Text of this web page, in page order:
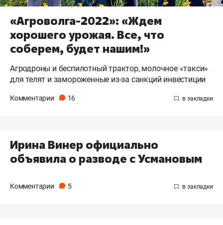
«Агроволга-2022»: «Ждем
хорошего урожая. Все, что
соберем, будет нашим!»
Агродроны и беспилотный трактор, молочное «такси»
для телят и замороженные из-за санкций инвестиции
Комментарии 16
Ирина Винер официально
объявила о разводе с Усмановым
Комментарии 5